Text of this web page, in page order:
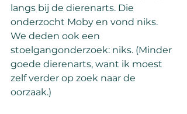
langs bij de dierenarts. Die
onderzocht Moby en vond niks.
We deden ook een
stoelgangonderzoek: niks. (Minder
goede dierenarts, want ik moest
zelf verder op zoek naar de
oorzaak.)